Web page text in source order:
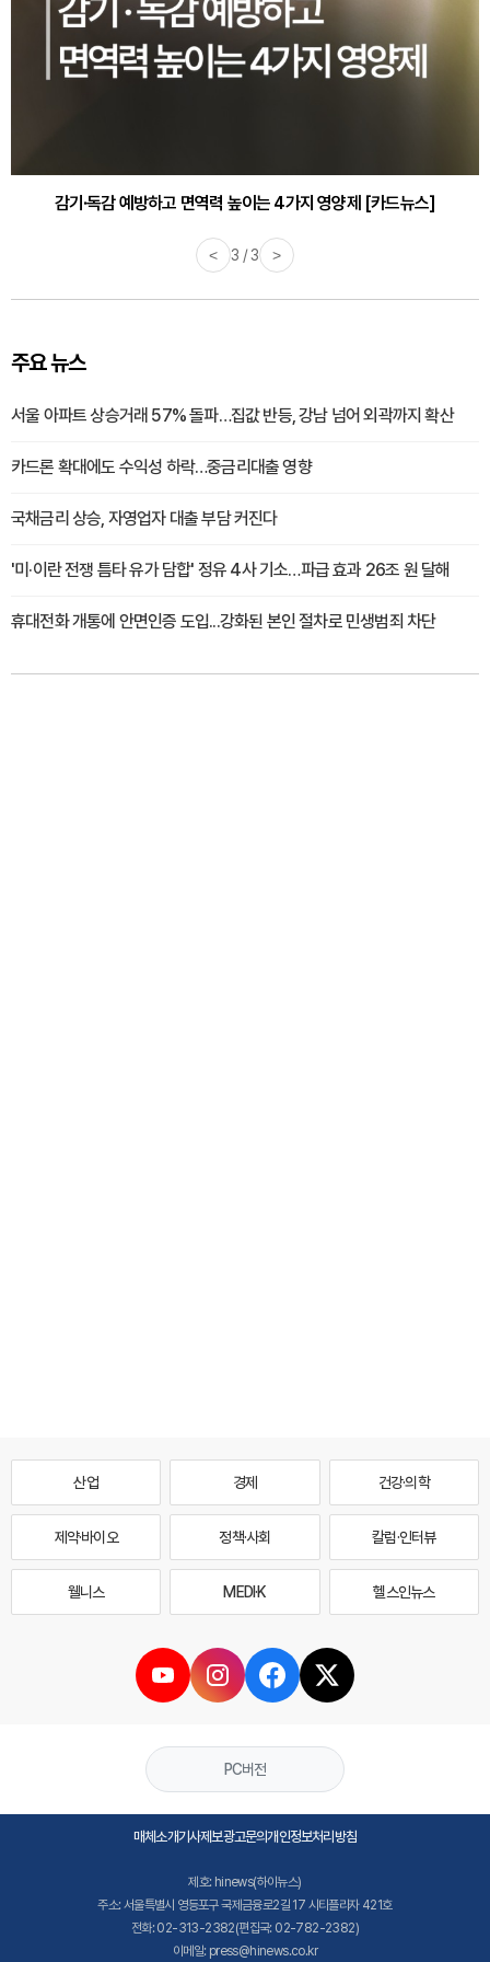
감기·독감 예방하고 면역력 높이는 4가지 영양제 [카드뉴스]
< 3 / 3 >
주요 뉴스
서울 아파트 상승거래 57% 돌파…집값 반등, 강남 넘어 외곽까지 확산
카드론 확대에도 수익성 하락…중금리대출 영향
국채금리 상승, 자영업자 대출 부담 커진다
'미·이란 전쟁 틈타 유가 담합' 정유 4사 기소…파급 효과 26조 원 달해
휴대전화 개통에 안면인증 도입...강화된 본인 절차로 민생범죄 차단
산업 경제 건강·의학
제약·바이오 정책·사회 칼럼·인터뷰
웰니스 MEDI·K 헬스인뉴스
PC버전
매체소개기사제보광고문의개인정보처리방침
제호: hinews(하이뉴스)
주소: 서울특별시 영등포구 국제금융로2길 17 시티플라자 421호
전화: 02-313-2382(편집국: 02-782-2382)
이메일: press@hinews.co.kr